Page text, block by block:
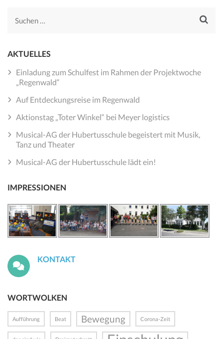
Suchen
AKTUELLES
Einladung zum Schulfest im Rahmen der Projektwoche
„Regenwald“
Auf Entdeckungsreise im Regenwald
Aktionstag „Toter Winkel“ bei Meyer logistics
Musical-AG der Hubertusschule begeistert mit Musik,
Tanz und Theater
Musical-AG der Hubertusschule lädt ein!
IMPRESSIONEN
KONTAKT
WORTWOLKEN
Aufführung Beat Bewegung Corona-Zeit